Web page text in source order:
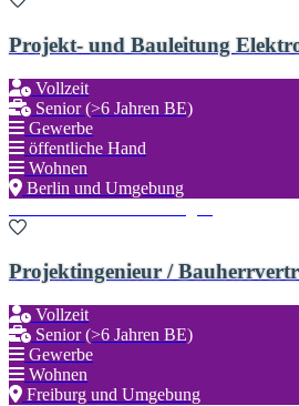
Projekt- und Bauleitung
Vollzeit
Senior (>6 Jahren BE)
Gewerbe
öffentliche Hand
Wohnen
Berlin und Umgebung
Projektingenieur /
Vollzeit
Senior (>6 Jahren BE)
Gewerbe
Wohnen
Freiburg und Umgebung